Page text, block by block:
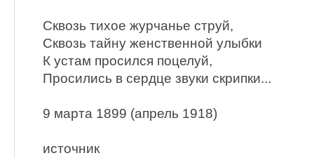
Сквозь тихое журчанье струй,
Сквозь тайну женственной улыбки
К устам просился поцелуй,
Просились в сердце звуки скрипки...
9 марта 1899 (апрель 1918)
источник